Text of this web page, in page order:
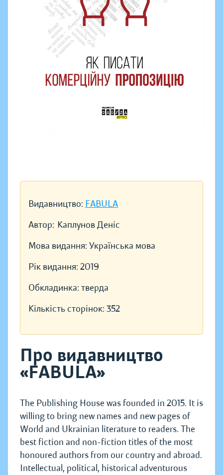
Видавництво: FABULA
Автор: Каплунов Деніс
Мова видання: Українська мова
Рік видання: 2019
Обкладинка: тверда
Кількість сторінок: 352
Про видавництво
«FABULA»
The Publishing House was founded in 2015. It is
willing to bring new names and new pages of
World and Ukrainian literature to readers. The
best fiction and non-fiction titles of the most
honoured authors from our country and abroad.
Intellectual, political, historical adventurous